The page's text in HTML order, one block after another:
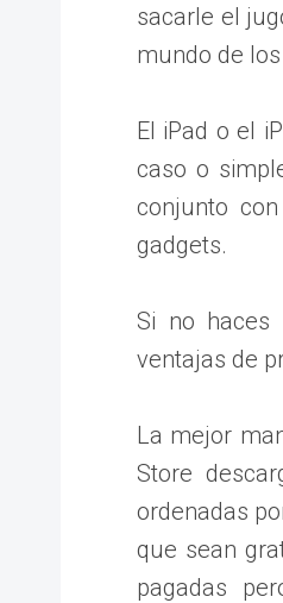
sacarle el
mundo de
El iPad o el
caso o
conjunto
gadgets.
Si no haces
ventajas de
La mejor
Store
ordenadas
que sean
pagadas